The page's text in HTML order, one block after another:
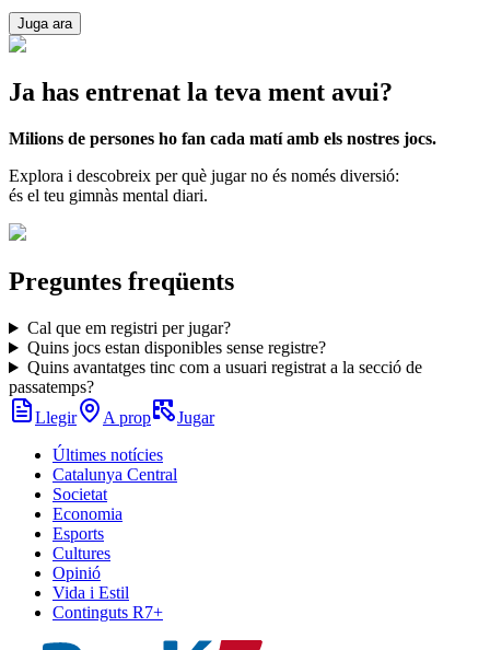
Juga ara
Ja has entrenat la teva ment avui?
Milions de persones ho fan cada matí amb els nostres jocs.
Explora i descobreix per què jugar no és només diversió:
és el teu gimnàs mental diari.
Preguntes freqüents
Cal que em registri per jugar?
Quins jocs estan disponibles sense registre?
Quins avantatges tinc com a usuari registrat a la secció de
passatemps?
Llegir
A prop
Jugar
Últimes notícies
Catalunya Central
Societat
Economia
Esports
Cultures
Opinió
Vida i Estil
Continguts R7+